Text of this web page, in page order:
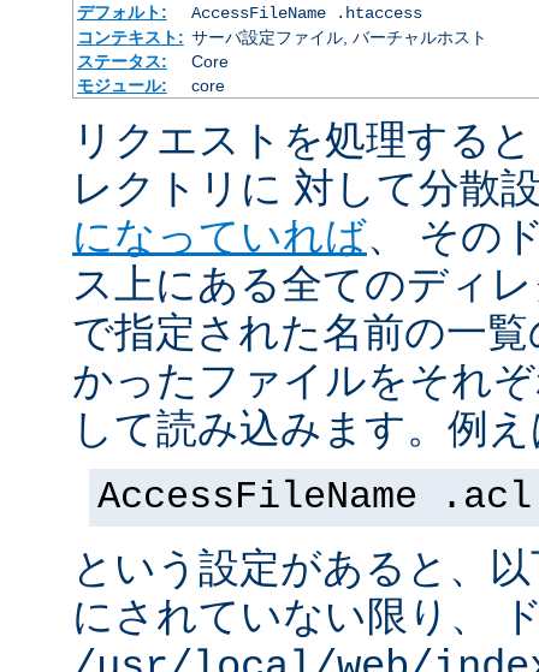
デフォルト:
AccessFileName .htaccess
コンテキスト: サーバ設定ファイル, バーチャルホスト
ステータス:
Core
モジュール:
core
リクエストを処理する
レクトリに 対して分散
になっていれば、 その
ス上にある全てのディ
で指定された名前の一
かったファイルをそれ
して読み込みます。例
AccessFileName .acl
という設定があると、
にされていない限り、